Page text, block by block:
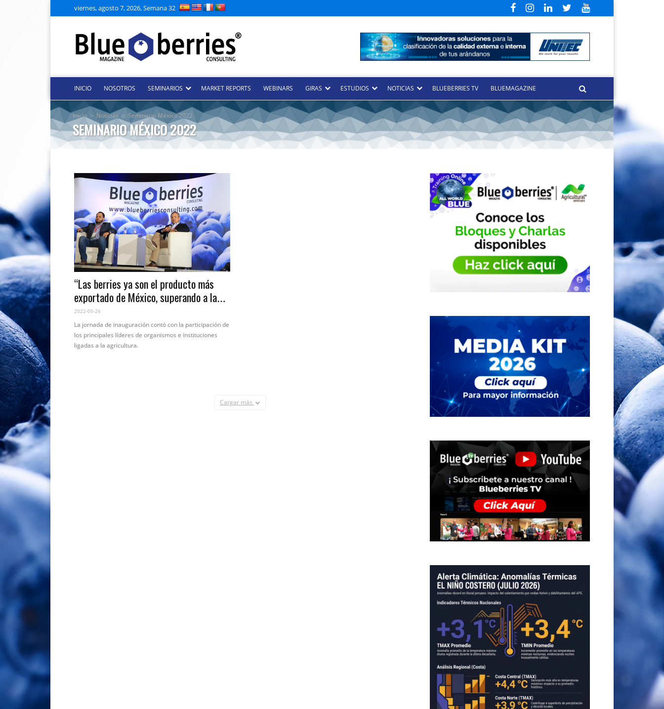
viernes, agosto 7, 2026, Semana 32
INICIO NOSOTROS SEMINARIOS MARKET REPORTS WEBINARS GIRAS ESTUDIOS NOTICIAS BLUEBERRIES TV BLUEMAGAZINE
Inicio > Noticias o Seminario México 2022
SEMINARIO MÉXICO 2022
“Las berries ya son el producto más
exportado de México, superando a la
cerveza y al aguacate”
2022-05-26
La jornada de inauguración contó con la participación de
los principales líderes de organismos e instituciones
ligadas a la agricultura.
Cargar más